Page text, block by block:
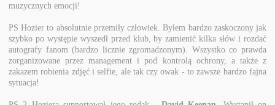
muzycznych emocji!
PS Hozier to absolutnie przemiły człowiek. Byłem bardzo zaskoczony jak
szybko po występie wyszedł przed klub, by zamienić kilka słów i rozdać
autografy fanom (bardzo licznie zgromadzonym). Wszystko co prawda
zorganizowane przez management i pod kontrolą ochrony, a także z
zakazem robienia zdjęć i selfie, ale tak czy owak - to zawsze bardzo fajna
sytuacja!